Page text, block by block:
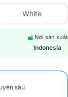
White
Nơi sản xuất
Indonesia
sâu